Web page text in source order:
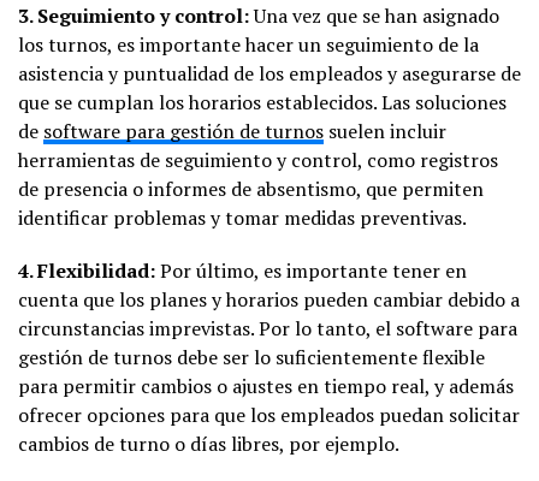
3. Seguimiento y control:Una vez que se han asignado
los turnos, es importante hacer un seguimiento de la
asistencia y puntualidad de los empleados y asegurarse de
que se cumplan los horarios establecidos. Las soluciones
de software para gestión de turnos suelen incluir
herramientas de seguimiento y control, como registros
de presencia o informes de absentismo, que permiten
identificar problemas y tomar medidas preventivas.
4. Flexibilidad:Por último, es importante tener en
cuenta que los planes y horarios pueden cambiar debido a
circunstancias imprevistas. Por lo tanto, el software para
gestión de turnos debe ser lo suficientemente flexible
para permitir cambios o ajustes en tiempo real, y además
ofrecer opciones para que los empleados puedan solicitar
cambios de turno o días libres, por ejemplo.